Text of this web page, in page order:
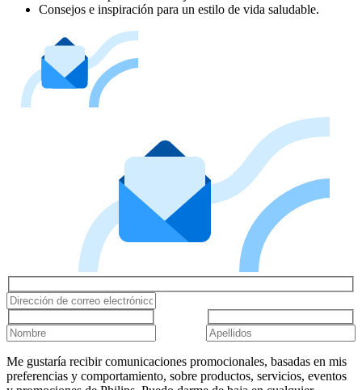
Consejos e inspiración para un estilo de vida saludable.
Me gustaría recibir comunicaciones promocionales, basadas en mis
preferencias y comportamiento, sobre productos, servicios, eventos